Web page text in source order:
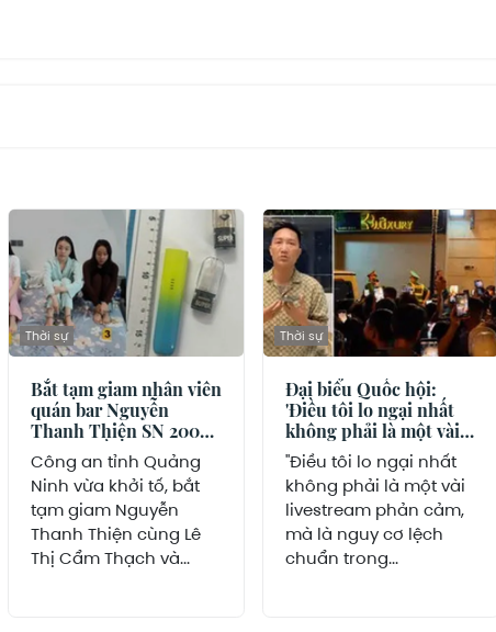
Thời sự
Bắt tạm giam nhân viên
quán bar Nguyễn
Thanh Thiện SN 2004
và 2 nữ đồng nghiệp
Công an tỉnh Quảng
Ninh vừa khởi tố, bắt
tạm giam Nguyễn
Thanh Thiện cùng Lê
Thị Cẩm Thạch và...
Thời sự
Đại biểu Quốc hội:
'Điều tôi lo ngại nhất
không phải là một vài
livestream phản cảm...'
"Điều tôi lo ngại nhất
không phải là một vài
livestream phản cảm,
mà là nguy cơ lệch
chuẩn trong...